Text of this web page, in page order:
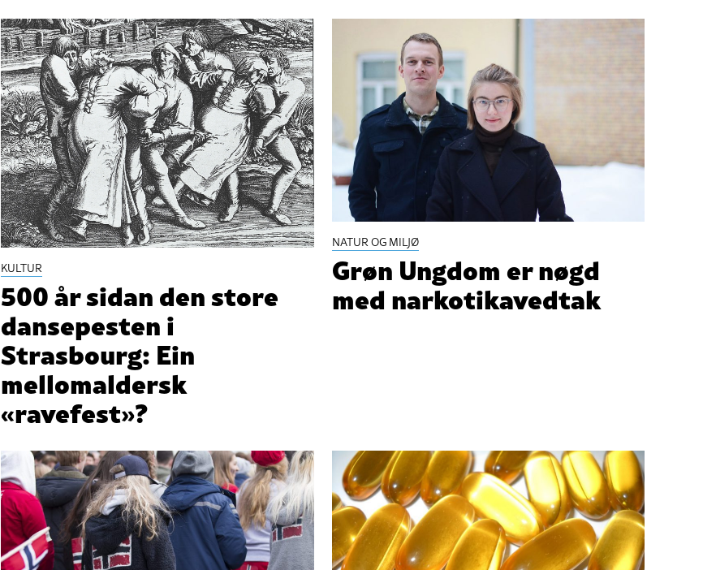
KULTUR
500 år sidan den store
dansepesten i
Strasbourg: Ein
mellomaldersk
«ravefest»?
NATUR OG MILJØ
Grøn Ungdom er nøgd
med narkotikavedtak